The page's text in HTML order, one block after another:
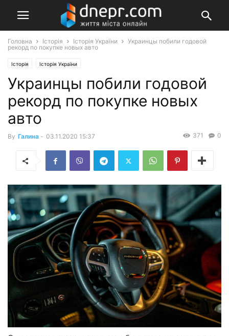
Головна Історія Історія України
Украинцы побили годовой
рекорд по покупке новых авто
Історія Історія України
Украинцы побили годовой
рекорд по покупке новых
авто
By Галина - 03.11.2020 15:37 0
371